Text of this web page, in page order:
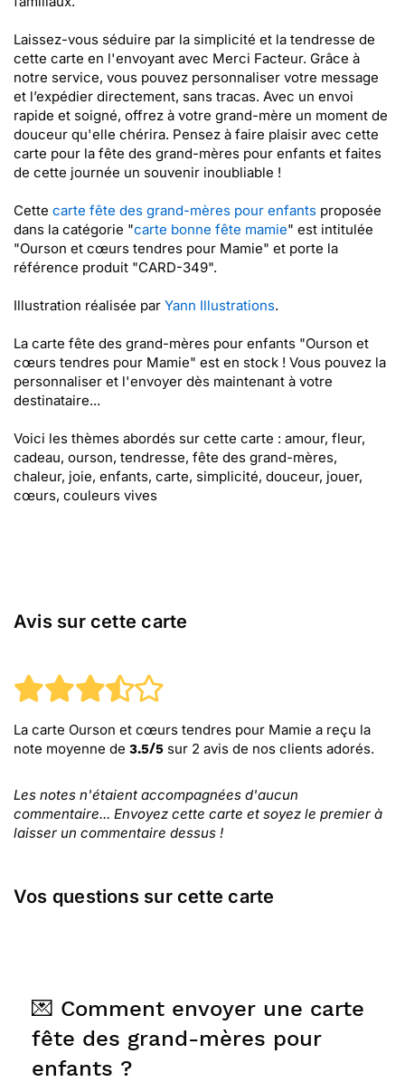
Laissez-vous séduire par la simplicité et la tendresse de
cette carte en l'envoyant avec Merci Facteur. Grâce à
notre service, vous pouvez personnaliser votre message
et l’expédier directement, sans tracas. Avec un envoi
rapide et soigné, offrez à votre grand-mère un moment de
douceur qu'elle chérira. Pensez à faire plaisir avec cette
carte pour la fête des grand-mères pour enfants et faites
de cette journée un souvenir inoubliable !
Cette carte fête des grand-mères pour enfants proposée
dans la catégorie "carte bonne fête mamie" est intitulée
"Ourson et cœurs tendres pour Mamie" et porte la
référence produit "CARD-349".
Illustration réalisée par Yann Illustrations.
La carte fête des grand-mères pour enfants "Ourson et
cœurs tendres pour Mamie" est en stock ! Vous pouvez la
personnaliser et l'envoyer dès maintenant à votre
destinataire...
Voici les thèmes abordés sur cette carte : amour, fleur,
cadeau, ourson, tendresse, fête des grand-mères,
chaleur, joie, enfants, carte, simplicité, douceur, jouer,
cœurs, couleurs vives
Avis sur cette carte
La carte Ourson et cœurs tendres pour Mamie a reçu la
note moyenne de 3.5/5 sur 2 avis de nos clients adorés.
Les notes n'étaient accompagnées d'aucun
commentaire... Envoyez cette carte et soyez le premier à
laisser un commentaire dessus !
Vos questions sur cette carte
💌 Comment envoyer une carte
fête des grand-mères pour
enfants ?